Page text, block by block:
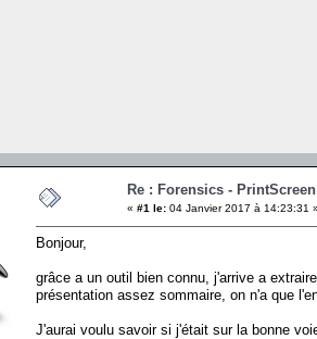
Re : Forensics - PrintScreen
« #1 le: 04 Janvier 2017 à 14:23:31
Bonjour,
grâce a un outil bien connu, j'arrive a
présentation assez sommaire, on n'a que
J'aurai voulu savoir si j'était sur la bonne